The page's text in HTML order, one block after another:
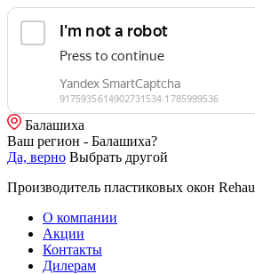
Балашиха
Ваш регион - Балашиха?
Да, верно Выбрать другой
Производитель пластиковых окон Rehau
О компании
Акции
Контакты
Дилерам